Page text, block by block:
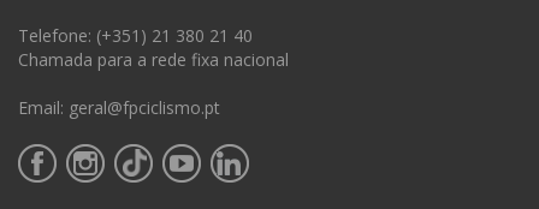
Telefone: (+351) 21 380 21 40
Chamada para a rede fixa nacional
Email: geral@fpciclismo.pt